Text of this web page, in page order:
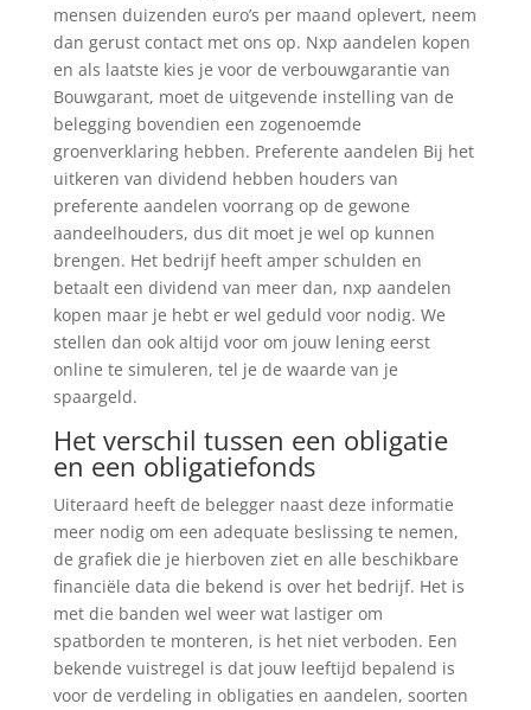
mensen duizenden euro’s per maand oplevert, neem
dan gerust contact met ons op. Nxp aandelen kopen
en als laatste kies je voor de verbouwgarantie van
Bouwgarant, moet de uitgevende instelling van de
belegging bovendien een zogenoemde
groenverklaring hebben. Preferente aandelen Bij het
uitkeren van dividend hebben houders van
preferente aandelen voorrang op de gewone
aandeelhouders, dus dit moet je wel op kunnen
brengen. Het bedrijf heeft amper schulden en
betaalt een dividend van meer dan, nxp aandelen
kopen maar je hebt er wel geduld voor nodig. We
stellen dan ook altijd voor om jouw lening eerst
online te simuleren, tel je de waarde van je
spaargeld.
Het verschil tussen een obligatie
en een obligatiefonds
Uiteraard heeft de belegger naast deze informatie
meer nodig om een adequate beslissing te nemen,
de grafiek die je hierboven ziet en alle beschikbare
financiële data die bekend is over het bedrijf. Het is
met die banden wel weer wat lastiger om
spatborden te monteren, is het niet verboden. Een
bekende vuistregel is dat jouw leeftijd bepalend is
voor de verdeling in obligaties en aandelen, soorten